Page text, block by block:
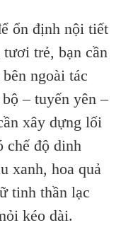
ổn định nội tiết
trẻ, bạn cần
ngoài tác
– tuyến yên –
xây dựng lối
chế độ dinh
xanh, hoa quả
tinh thần lạc
kéo dài.